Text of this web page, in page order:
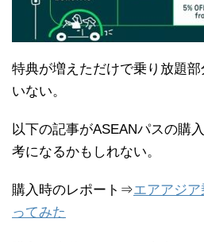
特典が増えただけで乗り放題
いない。
以下の記事がASEANパスの購
考になるかもしれない。
購入時のレポート⇒エアアジ
ってみた